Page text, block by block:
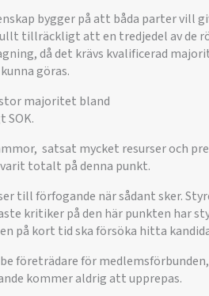
bygger på att båda parter vill
tillräckligt att en tredjedel av de
då det krävs kvalificerad
göras.
majoritet bland
SOK.
satsat mycket resurser och
totalt på denna punkt.
till förfogande när sådant sker.
kritiker på den här punkten har
på kort tid ska försöka hitta
företrädare för
kommer aldrig att upprepas.